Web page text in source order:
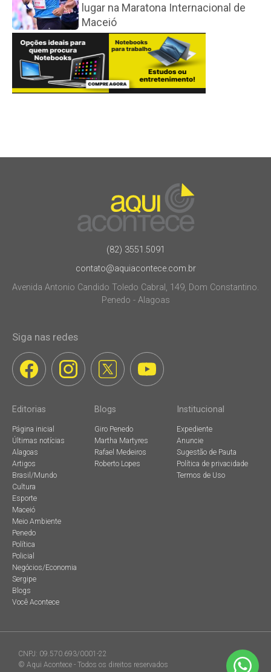
lugar na Maratona Internacional de
Maceió
(82) 3551.5091
contato@aquiacontece.com.br
Avenida Antonio Candido Toledo Cabral, 149, Dom Constantino.
Penedo - Alagoas
Siga nas redes
Editorias
Página inicial
Últimas notícias
Alagoas
Artigos
Brasil/Mundo
Cultura
Esporte
Maceió
Meio Ambiente
Penedo
Política
Policial
Negócios/Economia
Sergipe
Blogs
Você Acontece
Blogs
Giro Penedo
Martha Martyres
Rafael Medeiros
Roberto Lopes
Institucional
Expediente
Anuncie
Sugestão de Pauta
Política de privacidade
Termos de Uso
CNPJ: 09.570.693/0001-22
© Aqui Acontece - Todos os direitos reservados